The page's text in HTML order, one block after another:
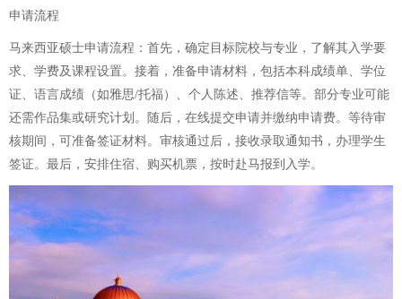
申请流程
马来西亚硕士申请流程：首先，确定目标院校与专业，了解其入学要
求、学费及课程设置。接着，准备申请材料，包括本科成绩单、学位
证、语言成绩（如雅思/托福）、个人陈述、推荐信等。部分专业可能
还需作品集或研究计划。随后，在线提交申请并缴纳申请费。等待审
核期间，可准备签证材料。审核通过后，接收录取通知书，办理学生
签证。最后，安排住宿、购买机票，按时赴马报到入学。